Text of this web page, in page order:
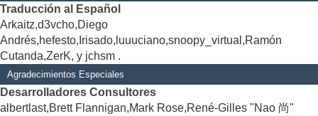
Traducción al Español
Arkaitz,d3vcho,Diego
Andrés,hefesto,Irisado,luuuciano,snoopy_virtual,Ramón
Cutanda,ZerK, y jchsm .
Agradecimientos Especiales
Desarrolladores Consultores
albertlast,Brett Flannigan,Mark Rose,René-Gilles "Nao 尚"